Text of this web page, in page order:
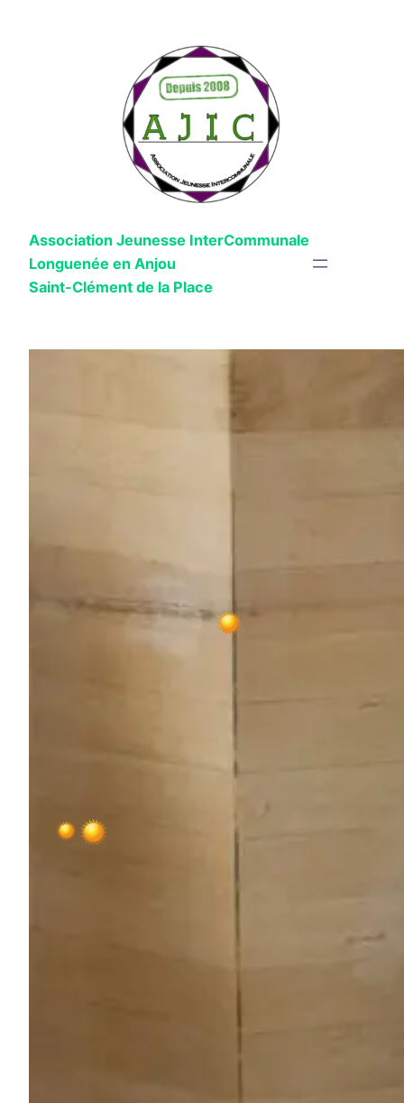
Association Jeunesse InterCommunale
Longuenée en Anjou
Saint-Clément de la Place